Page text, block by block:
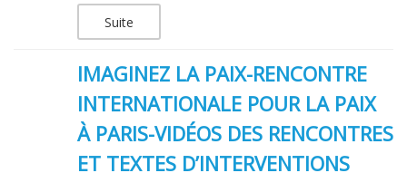
Suite
IMAGINEZ LA PAIX-RENCONTRE
INTERNATIONALE POUR LA PAIX
À PARIS-VIDÉOS DES RENCONTRES
ET TEXTES D’INTERVENTIONS